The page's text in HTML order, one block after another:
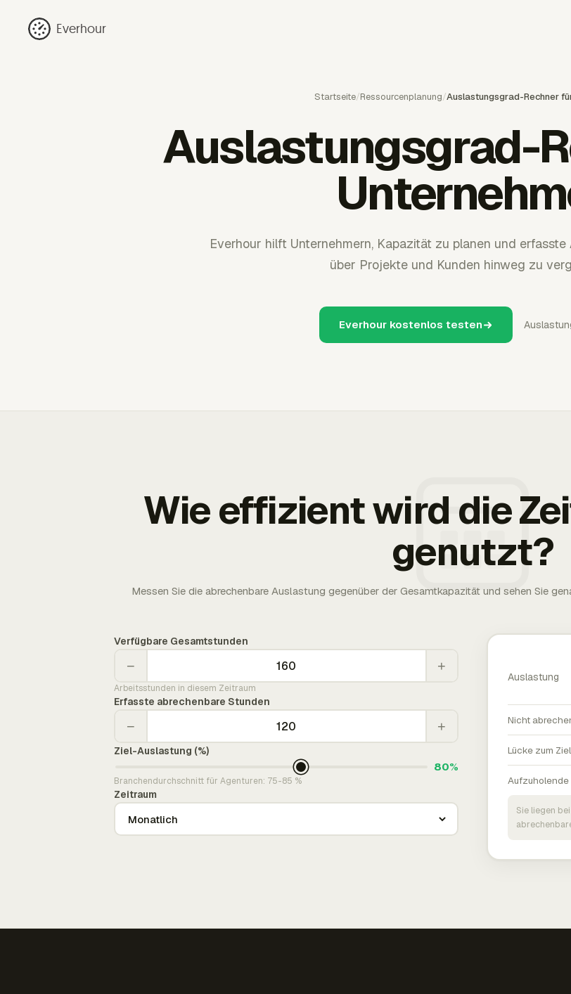
Everhour
Startseite/Ressourcenplanung/Auslastungsgrad-Rechner
Auslastungsgrad-
Everhour hilft Unternehmern, Kapazität zu planen und
über Projekte und Kunden hinweg zu
Everhour kostenlos testen
Wie effizient wird die
genutzt?
Messen Sie die abrechenbare Auslastung gegenüber der Gesamtkapazität und sehen Sie
Verfügbare Gesamtstunden
− +
Arbeitsstunden in diesem Zeitraum
Erfasste abrechenbare Stunden
− +
Ziel-Auslastung (%)
80%
Branchendurchschnitt für Agenturen: 75-85 %
Zeitraum
Auslastung
Nicht
Lücke zum Ziel
Sie liegen